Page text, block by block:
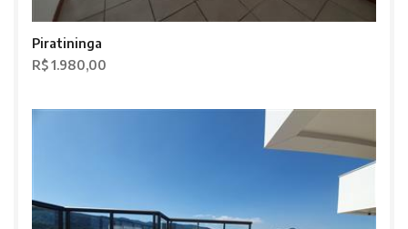
Piratininga
R$ 1.980,00